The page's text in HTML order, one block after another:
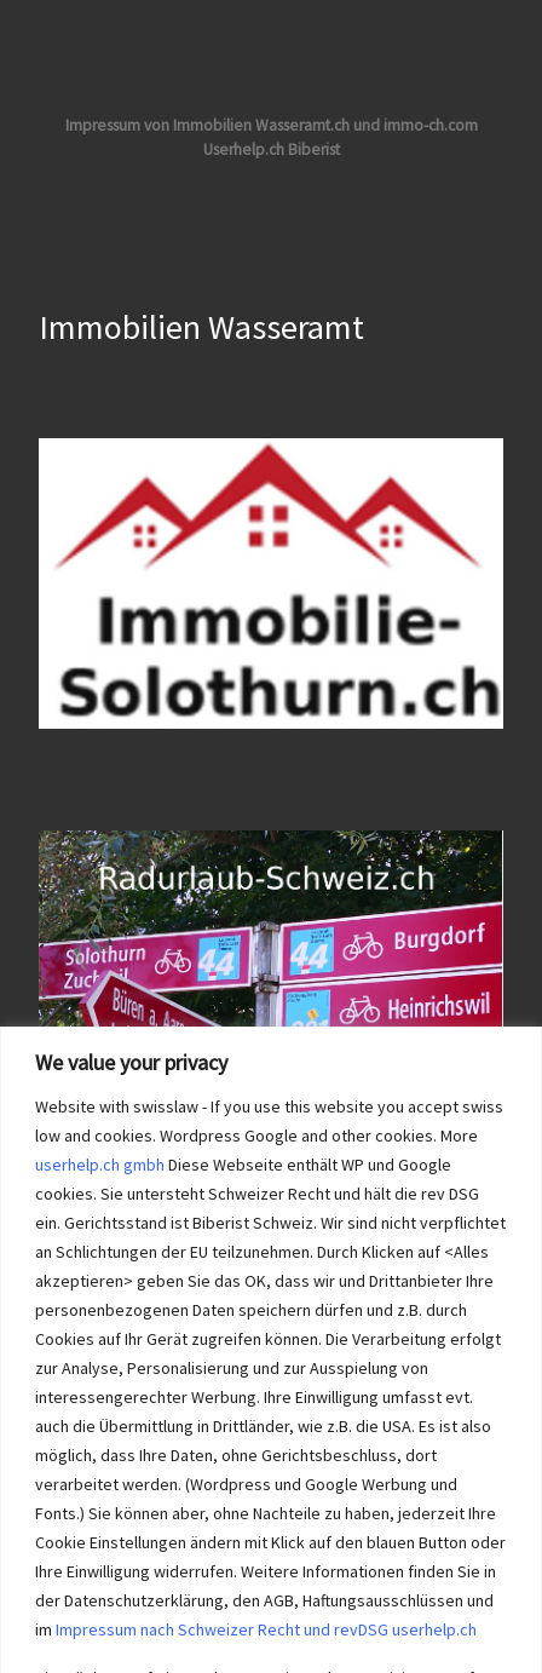
We value your privacy
Website with swisslaw - If you use this website you accept swiss
low and cookies. Wordpress Google and other cookies. More
userhelp.ch gmbh Diese Webseite enthält WP und Google
cookies. Sie untersteht Schweizer Recht und hält die rev DSG
ein. Gerichtsstand ist Biberist Schweiz. Wir sind nicht verpflichtet
an Schlichtungen der EU teilzunehmen. Durch Klicken auf <Alles
akzeptieren> geben Sie das OK, dass wir und Drittanbieter Ihre
personenbezogenen Daten speichern dürfen und z.B. durch
Cookies auf Ihr Gerät zugreifen können. Die Verarbeitung erfolgt
zur Analyse, Personalisierung und zur Ausspielung von
interessengerechter Werbung. Ihre Einwilligung umfasst evt.
auch die Übermittlung in Drittländer, wie z.B. die USA. Es ist also
möglich, dass Ihre Daten, ohne Gerichtsbeschluss, dort
verarbeitet werden. (Wordpress und Google Werbung und
Fonts.) Sie können aber, ohne Nachteile zu haben, jederzeit Ihre
Cookie Einstellungen ändern mit Klick auf den blauen Button oder
Ihre Einwilligung widerrufen. Weitere Informationen finden Sie in
der Datenschutzerklärung, den AGB, Haftungsausschlüssen und
im Impressum nach Schweizer Recht und revDSG userhelp.ch
Impressum von Immobilien Wasseramt.ch und immo-ch.com
Userhelp.ch Biberist
Immobilien Wasseramt
Immobilien im Wasseramt haben bei Immobilie-Solothurn.ch
Vorrang und die besten Konditionen beim Verkauf. Kein Immobilien
Verkauf im Wasseramt ohne unsere Offerte. Bei uns wählen Sie,
Immobilien selber verkaufen mit unserer Beratung? Auch das geht!
Immobilie Solothurn-immo-chWasseramt.ch Impressum
Impressum userhelp.ch Biberist